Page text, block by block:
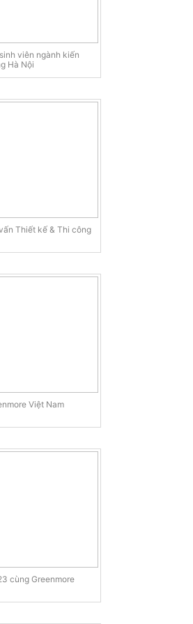
viên ngành kiến
Hà Nội
Thiết kế & Thi công
Việt Nam
cùng Greenmore